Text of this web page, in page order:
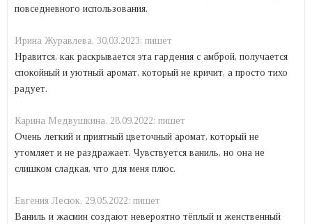
повседневного использования.
Ирина Журавлева, 30.03.2023: пишет
Нравится, как раскрывается эта гардения с амброй, получается
спокойный и уютный аромат, который не кричит, а просто тихо
радует.
Карина Mедвушкина, 28.09.2022: пишет
Очень легкий и приятный цветочный аромат, который не
утомляет и не раздражает. Чувствуется ваниль, но она не
слишком сладкая, что для меня плюс.
Евгения Лесюк, 29.05.2022: пишет
Ваниль и жасмин создают невероятно тёплый и женственный